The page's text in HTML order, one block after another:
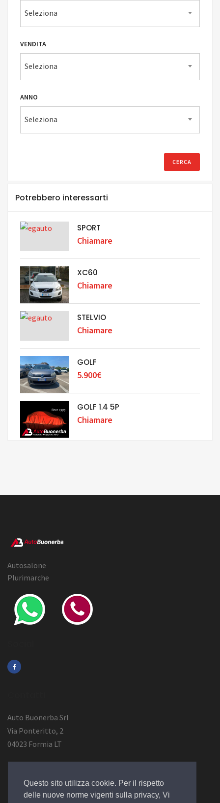
Questo sito utilizza cookie. Per il rispetto
delle nuove norme vigenti sulla privacy, Vi
Seleziona
VENDITA
Seleziona
ANNO
Seleziona
Potrebbero interessarti
SPORT
Chiamare
XC60
Chiamare
STELVIO
Chiamare
GOLF
5.900€
GOLF 1.4 5P
Chiamare
Autosalone
Plurimarche
Auto Buonerba Srl
Via Ponteritto, 2
04023 Formia LT
P.Iva 01473730594